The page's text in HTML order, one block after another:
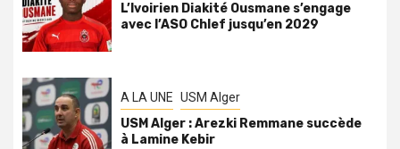
L’Ivoirien Diakité Ousmane s’engage
avec l’ASO Chlef jusqu’en 2029
A LA UNE USM Alger
USM Alger : Arezki Remmane succède
à Lamine Kebir